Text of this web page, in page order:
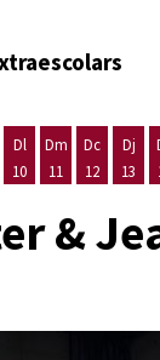
Dl
10
Dm
11
Dc
12
Dj
13
&